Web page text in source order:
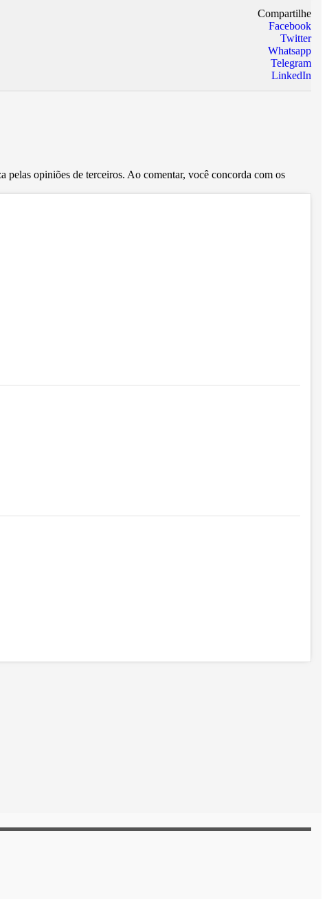
Compartilhe
Facebook
Twitter
Whatsapp
Telegram
LinkedIn
opiniões de terceiros. Ao comentar, você concorda com os